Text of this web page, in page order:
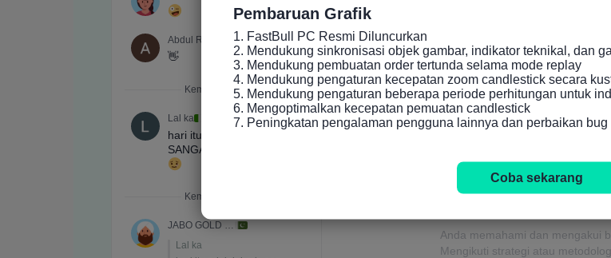
Sumber: RBA
Untuk terus mendapat
Anda memahami dan mengakui
Mengikuti strategi atau
Pembaruan Grafik
1. FastBull PC Resmi Diluncurkan
2. Mendukung sinkronisasi objek gambar, indikator teknikal, dan
3. Mendukung pembuatan order tertunda selama mode replay
4. Mendukung pengaturan kecepatan zoom candlestick secara
5. Mendukung pengaturan beberapa periode perhitungan untuk
6. Mengoptimalkan kecepatan pemuatan candlestick
7. Peningkatan pengalaman pengguna lainnya dan perbaikan bug
Coba sekarang